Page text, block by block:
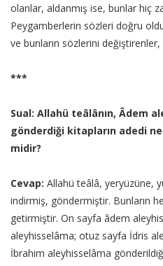
olanlar, aldanmış ise, bunlar hiç
Peygamberlerin sözleri doğru
ve bunların sözlerini
***
Sual: Allahü teâlânın, Âdem
gönderdiği kitapların adedi
midir?
Cevap: Allahü teâlâ, yeryüzüne,
indirmiş, göndermiştir. Bunların
getirmiştir. On sayfa âdem
aleyhisselâma; otuz sayfa İdris
İbrahim aleyhisselâma